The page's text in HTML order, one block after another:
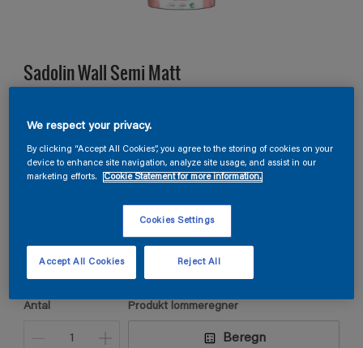
Sadolin Wall Semi Matt
2,5L
Antal Produkt lommeregner
Beregn
We respect your privacy.
By clicking “Accept All Cookies”, you agree to the storing of cookies on your
device to enhance site navigation, analyze site usage, and assist in our
marketing efforts.
Cookie Statement for more information.
Cookies Settings
Reject All
Accept All Cookies